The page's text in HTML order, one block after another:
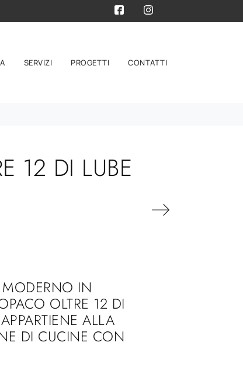
SERVIZI PROGETTI CONTATTI
12 DI LUBE
IN
OLTRE 12 DI
ALLA
DI CUCINE CON